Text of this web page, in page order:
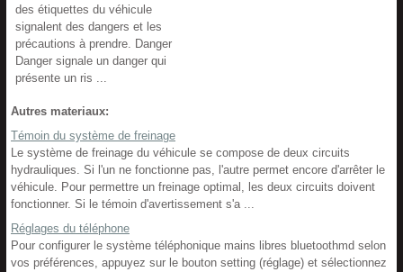
des étiquettes du véhicule
signalent des dangers et les
précautions à prendre. Danger
Danger signale un danger qui
présente un ris ...
Autres materiaux:
Témoin du système de freinage
Le système de freinage du véhicule se compose de deux circuits
hydrauliques. Si l'un ne fonctionne pas, l'autre permet encore d'arrêter le
véhicule. Pour permettre un freinage optimal, les deux circuits doivent
fonctionner. Si le témoin d'avertissement s'a ...
Réglages du téléphone
Pour configurer le système téléphonique mains libres bluetoothmd selon
vos préférences, appuyez sur le bouton setting (réglage) et sélectionnez